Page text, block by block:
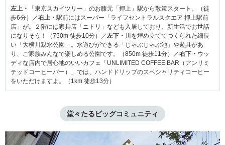
左上・
「東京スカイツリー」のお膝元「押上」駅から散策スタート。（徒
歩6分）／右上・駅前にはスーパー「ライフセントラルスクエア 押上駅前
店」が。２階には家具店「ニトリ」なども入居しており、新生活でお世話
になりそう！（750m 徒歩10分）／左下・ 川を埋め立ててつくられた細長
い「大横川親水公園」。水遊びができる「じゃぶじゃぶ池」や遊具があ
り、ご家族みんなで楽しめる公園です。（850m 徒歩11分）／右下・ ウッ
ディな店内で居心地のいいカフェ「UNLIMITED COFFEE BAR（アンリミ
テッドコーヒーバー）」では、ハンドドリップのスペシャリティコーヒー
をいただけますよ。（1km 徒歩13分）
堂々たるビッグコミュニティ